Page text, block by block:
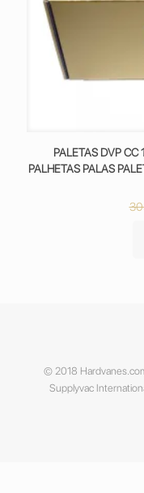
PALETAS DVP CC
PALHETAS PALAS
© 2018
Supplyvac